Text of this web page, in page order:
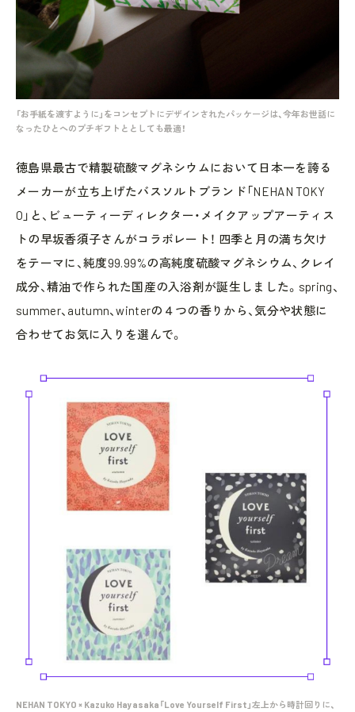
「お手紙を渡すように」をコンセプトにデザインされたパッケージは、今年お世話に
なったひとへのプチギフトととしても最適！
徳島県最古で精製硫酸マグネシウムにおいて日本一を誇る
メーカーが立ち上げたバスソルトブランド「NEHAN TOKY
O」と、ビューティーディレクター・メイクアップアーティス
トの早坂香須子さんがコラボレート！ 四季と月の満ち欠け
をテーマに、純度99.99%の高純度硫酸マグネシウム、クレイ
成分、精油で作られた国産の入浴剤が誕生しました。spring、
summer、autumn、winterの４つの香りから、気分や状態に
合わせてお気に入りを選んで。
NEHAN TOKYO × Kazuko Hayasaka「Love Yourself First」左上から時計回りに、